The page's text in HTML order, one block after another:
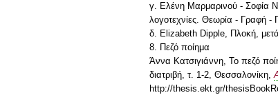
γ. Ελένη Μαρμαρινού - Σοφία
λογοτεχνίες. Θεωρία - Γραφή
δ. Elizabeth Dipple, Πλοκή,
8. Πεζό ποίημα
Άννα Κατσιγιάννη, Το πεζό
διατριβή, τ. 1-2, Θεσσαλονίκη,
http://thesis.ekt.gr/